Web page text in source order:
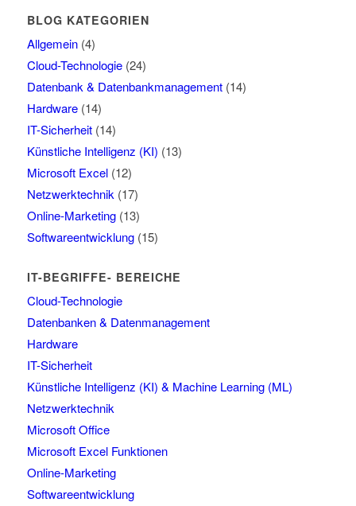
BLOG KATEGORIEN
Allgemein(4)
Cloud-Technologie(24)
Datenbank & Datenbankmanagement(14)
Hardware(14)
IT-Sicherheit(14)
Künstliche Intelligenz (KI) (13)
Microsoft Excel(12)
Netzwerktechnik (17)
Online-Marketing(13)
Softwareentwicklung(15)
IT-BEGRIFFE- BEREICHE
Cloud-Technologie
Datenbanken & Datenmanagement
Hardware
IT-Sicherheit
Künstliche Intelligenz (KI) & Machine Learning (ML)
Netzwerktechnik
Microsoft Office
Microsoft Excel Funktionen
Online-Marketing
Softwareentwicklung